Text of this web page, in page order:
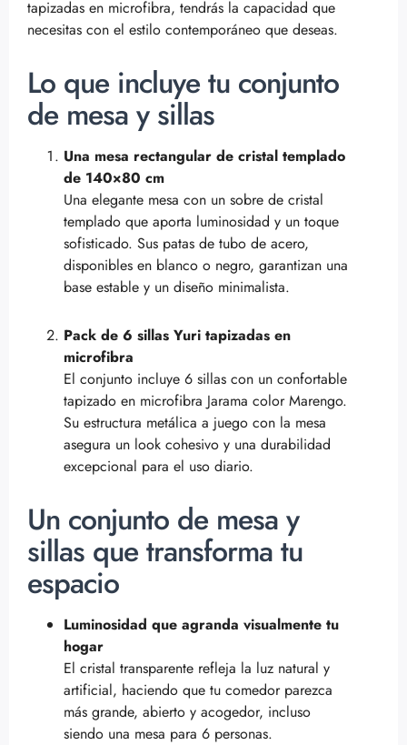
tapizadas en microfibra, tendrás la capacidad que
necesitas con el estilo contemporáneo que deseas.
Lo que incluye tu conjunto
de mesa y sillas
Una mesa rectangular de cristal templado
de 140×80 cm
Una elegante mesa con un sobre de cristal
templado que aporta luminosidad y un toque
sofisticado. Sus patas de tubo de acero,
disponibles en blanco o negro, garantizan una
base estable y un diseño minimalista.
Pack de 6 sillas Yuri tapizadas en
microfibra
El conjunto incluye 6 sillas con un confortable
tapizado en microfibra Jarama color Marengo.
Su estructura metálica a juego con la mesa
asegura un look cohesivo y una durabilidad
excepcional para el uso diario.
Un conjunto de mesa y
sillas que transforma tu
espacio
Luminosidad que agranda visualmente tu
hogar
El cristal transparente refleja la luz natural y
artificial, haciendo que tu comedor parezca
más grande, abierto y acogedor, incluso
siendo una mesa para 6 personas.